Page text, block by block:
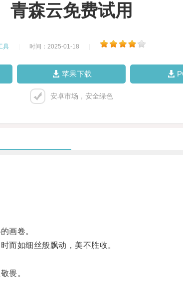
青森云免费试用
具 时间：2025-01-18
苹果下载
安卓市场，安全绿色
画卷。
如细丝般飘动，美不胜收。
畏。